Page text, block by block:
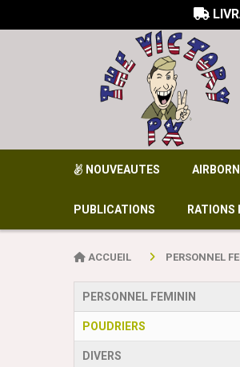

NOUVEAUTES
PUBLICATIONS
PERSONNEL FEMININ
POUDRIERS
DIVERS
ACCUEIL PERSONNEL